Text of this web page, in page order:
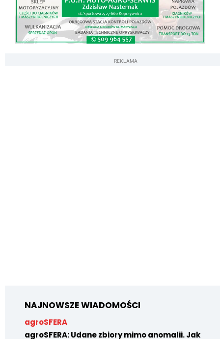
REKLAMA
NAJNOWSZE WIADOMOŚCI
agroSFERA
agroSFERA: Udane zbiory mimo anomalii. Jak